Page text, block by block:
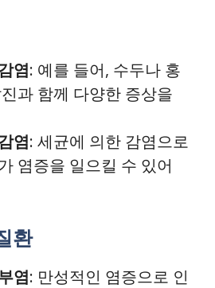
염: 예를 들어, 수두나 홍
과 함께 다양한 증상을
염: 세균에 의한 감염으로
염증을 일으킬 수 있어
환
염: 만성적인 염증으로 인